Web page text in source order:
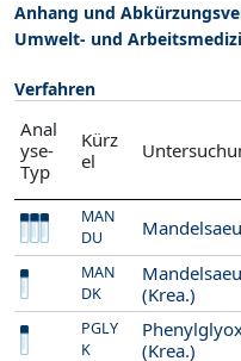
Anhang und
Umwelt- und
Verfahren
Anal
yse-
Typ
Kürz
el
MAN
DU
MAN
DK
(Krea.)
PGLY
K
(Krea.)